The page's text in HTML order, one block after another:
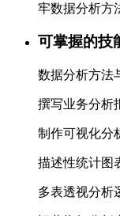
牢数据分析方
可掌握的技
数据分析方法
撰写业务分析
制作可视化分
描述性统计图
多表透视分析